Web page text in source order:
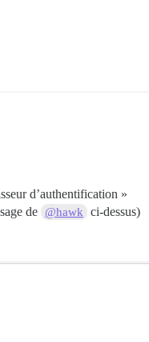
d’authentification »
de @hawk ci-dessus)